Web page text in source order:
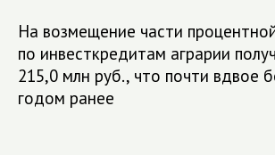
На возмещение части
по инвесткредитам аграрии
215,0 млн руб., что почти вдвое
годом ранее